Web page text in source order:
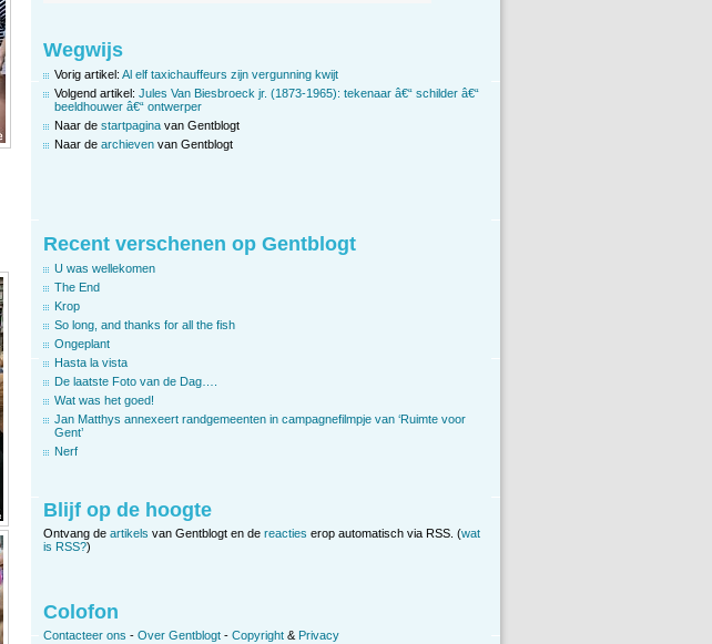
Wegwijs
Vorig artikel: Al elf taxichauffeurs zijn vergunning kwijt
Volgend artikel: Jules Van Biesbroeck jr. (1873-1965): tekenaar â€“ schilder â€“
beeldhouwer â€“ ontwerper
Naar de startpagina van Gentblogt
Naar de archieven van Gentblogt
Recent verschenen op Gentblogt
U was wellekomen
The End
Krop
So long, and thanks for all the fish
Ongeplant
Hasta la vista
De laatste Foto van de Dag….
Wat was het goed!
Jan Matthys annexeert randgemeenten in campagnefilmpje van ‘Ruimte voor
Gent’
Nerf
Blijf op de hoogte
Ontvang de artikels van Gentblogt en de reacties erop automatisch via RSS. (wat
is RSS?)
Colofon
Contacteer ons - Over Gentblogt - Copyright & Privacy